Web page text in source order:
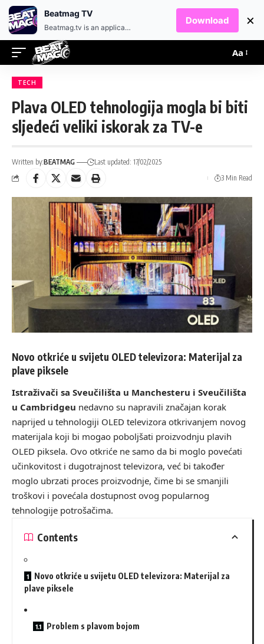
Aa
TECH
Plava OLED tehnologija mogla bi biti
sljedeći veliki iskorak za TV-e
Written by:BEATMAG
Last updated: 17/02/2025
3 Min Read
Novo otkriće u svijetu OLED televizora: Materijal za
plave piksele
Istraživači sa Sveučilišta u Manchesteru i Sveučilišta
u Cambridgeu nedavno su napravili značajan korak
naprijed u tehnologiji OLED televizora otkrivanjem novog
materijala koji bi mogao poboljšati proizvodnju plavih
OLED piksela. Ovo otkriće ne samo da bi moglo povećati
učinkovitost i dugotrajnost televizora, već bi također
moglo ubrzati proces proizvodnje, čime bi se smanjili
troškovi i povećala dostupnost ovog popularnog
tehnologije potrošačima.
Contents
Novo otkriće u svijetu OLED televizora: Materijal za
plave piksele
Problem s plavom bojom
Beatmag TV
Beatmag.tv is an application designed for fans of electronic music.
Download ×